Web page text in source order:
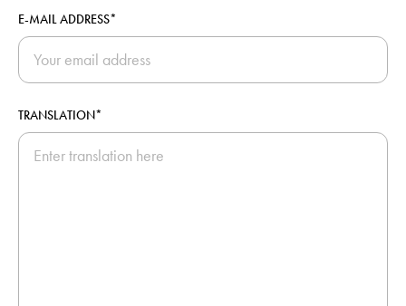
E-MAIL ADDRESS*
TRANSLATION*